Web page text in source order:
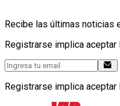
Recibe las últimas noticias
Registrarse implica aceptar
Registrarse implica aceptar